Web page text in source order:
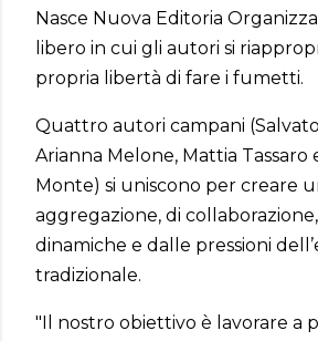
Nasce Nuova Editoria
libero in cui gli autori si
propria libertà di fare i fumetti.
Quattro autori campani
Arianna Melone, Mattia Tassaro
Monte) si uniscono per creare
aggregazione, di
dinamiche e dalle pressioni
tradizionale.
"Il nostro obiettivo è lavorare a